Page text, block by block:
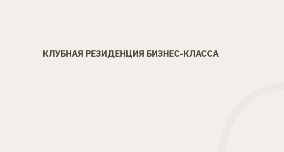
КЛУБНАЯ РЕЗИДЕНЦИЯ БИЗНЕС-КЛАССА